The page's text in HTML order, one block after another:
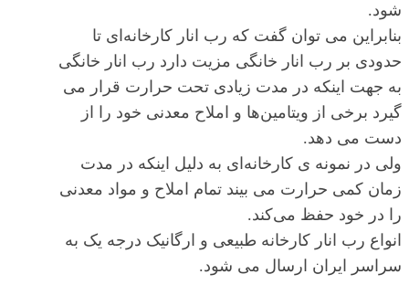
شود.
بنابراین می توان گفت که رب انار کارخانه‌ای تا
حدودی بر رب انار خانگی مزیت دارد رب انار خانگی
به جهت اینکه در مدت زیادی تحت حرارت قرار می
گیرد برخی از ویتامین‌ها و املاح معدنی خود را از
دست می دهد.
ولی در نمونه ی کارخانه‌ای به دلیل اینکه در مدت
زمان کمی حرارت می بیند تمام املاح و مواد معدنی
را در خود حفظ می‌کند.
انواع رب انار کارخانه طبیعی و ارگانیک درجه یک به
سراسر ایران ارسال می شود.